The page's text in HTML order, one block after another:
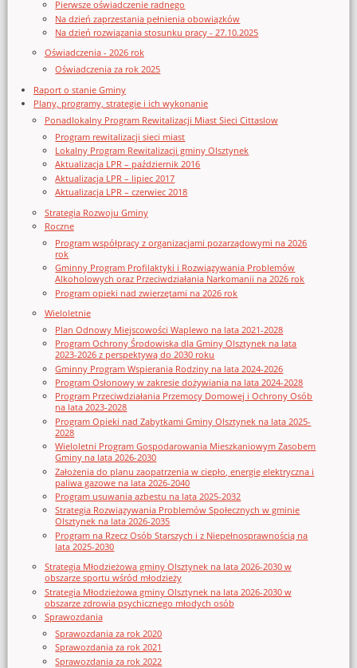
Pierwsze oświadczenie radnego
Na dzień zaprzestania pełnienia obowiązków
Na dzień rozwiązania stosunku pracy - 27.10.2025
Oświadczenia - 2026 rok
Oświadczenia za rok 2025
Raport o stanie Gminy
Plany, programy, strategie i ich wykonanie
Ponadlokalny Program Rewitalizacji Miast Sieci Cittaslow
Program rewitalizacji sieci miast
Lokalny Program Rewitalizacji gminy Olsztynek
Aktualizacja LPR – październik 2016
Aktualizacja LPR – lipiec 2017
Aktualizacja LPR – czerwiec 2018
Strategia Rozwoju Gminy
Roczne
Program współpracy z organizacjami pozarządowymi na 2026
rok
Gminny Program Profilaktyki i Rozwiązywania Problemów
Alkoholowych oraz Przeciwdziałania Narkomanii na 2026 rok
Program opieki nad zwierzętami na 2026 rok
Wieloletnie
Plan Odnowy Miejscowości Waplewo na lata 2021-2028
Program Ochrony Środowiska dla Gminy Olsztynek na lata
2023-2026 z perspektywą do 2030 roku
Gminny Program Wspierania Rodziny na lata 2024-2026
Program Osłonowy w zakresie dożywiania na lata 2024-2028
Program Przeciwdziałania Przemocy Domowej i Ochrony Osób
na lata 2023-2028
Program Opieki nad Zabytkami Gminy Olsztynek na lata 2025-
2028
Wieloletni Program Gospodarowania Mieszkaniowym Zasobem
Gminy na lata 2026-2030
Założenia do planu zaopatrzenia w ciepło, energię elektryczna i
paliwa gazowe na lata 2026-2040
Program usuwania azbestu na lata 2025-2032
Strategia Rozwiązywania Problemów Społecznych w gminie
Olsztynek na lata 2026-2035
Program na Rzecz Osób Starszych i z Niepełnosprawnością na
lata 2025-2030
Strategia Młodzieżowa gminy Olsztynek na lata 2026-2030 w
obszarze sportu wśród młodzieży
Strategia Młodzieżowa gminy Olsztynek na lata 2026-2030 w
obszarze zdrowia psychicznego młodych osób
Sprawozdania
Sprawozdania za rok 2020
Sprawozdania za rok 2021
Sprawozdania za rok 2022